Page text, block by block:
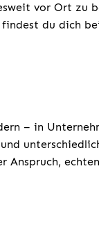
vor Ort zu
findest du dich
– in
Anspruch,